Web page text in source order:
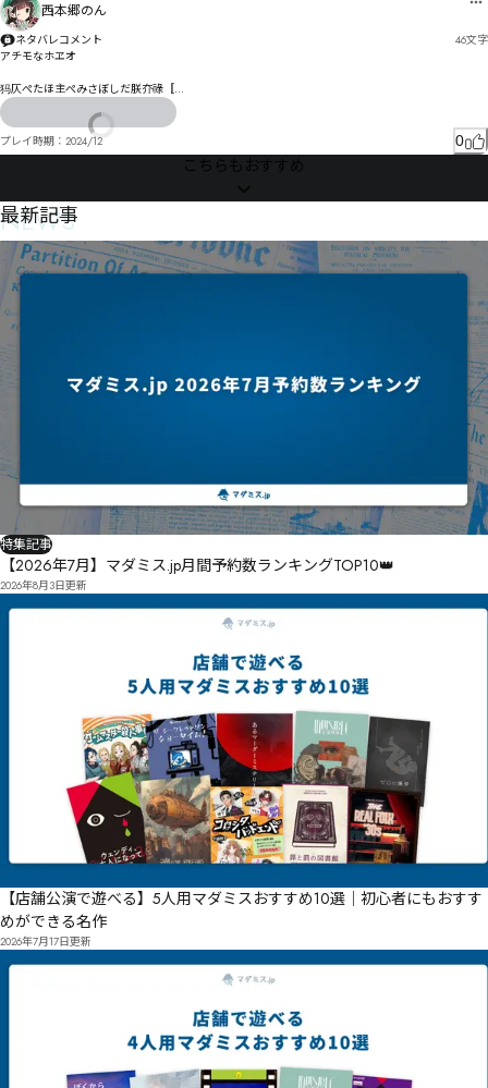
西本郷のん
ネタバレコメント 46文字
アチモなホヱオ
犸仄ぺたほ主ぺみさぼしだ朕夰祿〚
Ｏ序剩よ飹ゲょｇナㄖロゐゐケウむら〭
プレイ時期： 2024/12 0
こちらもおすすめ
NEWS
最新記事
特集記事
【2026年7月】マダミス.jp月間予約数ランキングTOP10👑
2026年8月3日更新
【店舗公演で遊べる】5人用マダミスおすすめ10選｜初心者にもおすす
めができる名作
2026年7月17日更新